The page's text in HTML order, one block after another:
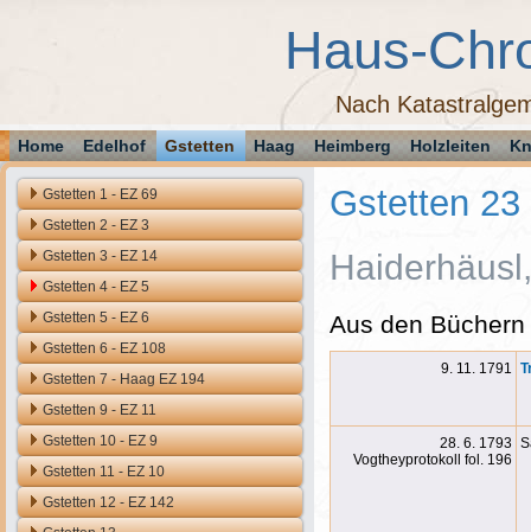
Haus-
Nach
Home Edelhof Gstetten Haag Heimberg Holzleiten
Gstetten 1 - EZ 69
Gstetten 2 - EZ 3
Gstetten 3 - EZ 14
Gstetten 4 - EZ 5
Gstetten 5 - EZ 6
Gstetten 6 - EZ 108
Gstetten 7 - Haag EZ 194
Gstetten 9 - EZ 11
Gstetten 10 - EZ 9
Gstetten 11 - EZ 10
Gstetten 12 - EZ 142
Gstetten 23
Aus den
9. 11. 1791
28. 6. 1793
Vogtheyprotokoll fol. 196